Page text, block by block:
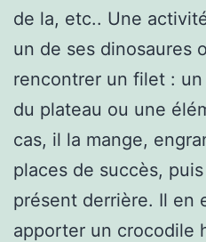
de la, etc.. Une
un de ses dinosaures
rencontrer un filet :
du plateau ou une
cas, il la mange,
places de succès,
présent derrière. Il en
apporter un crocodile